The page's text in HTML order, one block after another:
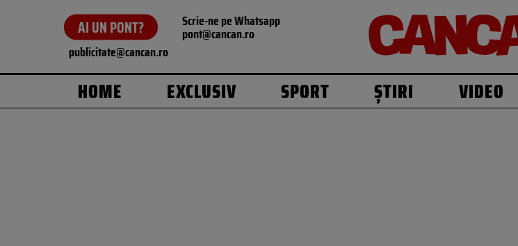
AI UN PONT? Scrie-ne pe Whatsapp
pont@cancan.ro
publicitate@cancan.ro
HOME EXCLUSIV SPORT ȘTIRI VIDEO